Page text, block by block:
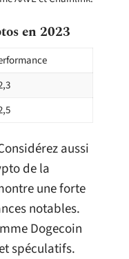
en 2023
aussi
de la
une forte
notables.
Dogecoin
spéculatifs.